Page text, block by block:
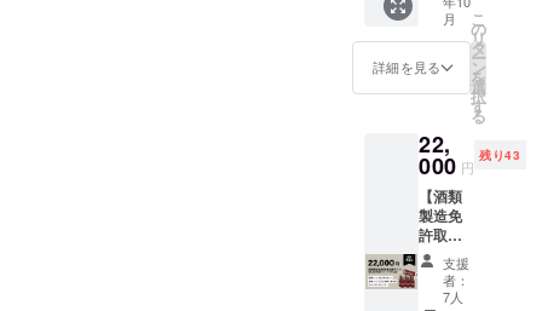
生 学生
証 クラ
でご支
援いた
で、第1
期生の
学生証
をお送
りいた
しま
す。 ・
オリジ
ナルス
(株)Bee
slow 東
京都江
東区白
河 1-3-1
児には
与えな
いでく
ださい
栄養成
分表
示：
(100gあ
たり )
お選び
ご記入
くださ
い。 ※
ターン
とデザ
インが
異なる
場合が
ありま
すの
で、あ
らかじ
学生証
＋オリ
ジナル
ステッ
カー パ
イント
につい
て ・商
品サイ
ズ：
70mm×
152mm
※実際に
お届け
するリ
月
詳細を見る
こ
の
リ
タ
ー
ン
を
選
択
す
る
22,
000 円
残り43
【酒類
製造免
許取得
応援チ
ケッ
ト】
支援
者：
7人